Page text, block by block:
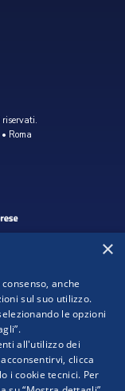
Roma
×
anche
sul suo utilizzo.
le opzioni
all'utilizzo dei
clicca
i cookie tecnici. Per